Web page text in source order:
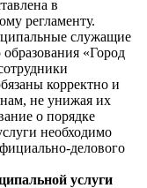
в
регламенту.
служащие
«Город
корректно и
не унижая их
о порядке
необходимо
делового
услуги